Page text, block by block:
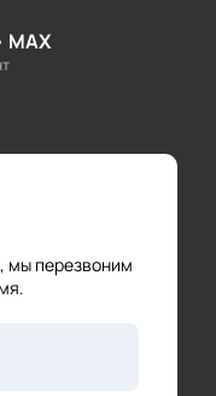
MAX
мы перезвоним